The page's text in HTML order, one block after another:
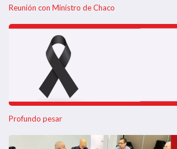
Reunión con Ministro de Chaco
Profundo pesar